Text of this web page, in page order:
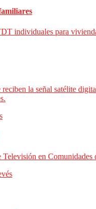
individuales para
reciben la señal satélite
Televisión en Comunidades